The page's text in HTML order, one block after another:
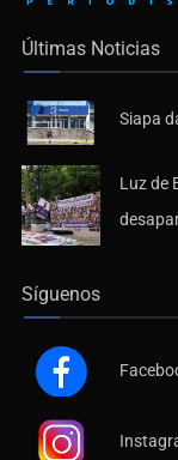
Últimas Noticias
Siapa
Luz de
Síguenos